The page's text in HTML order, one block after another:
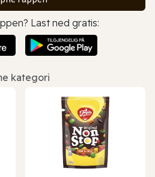
Last ned gratis:
kategori